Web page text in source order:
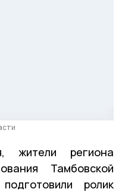
жители региона
Тамбовской
ролик